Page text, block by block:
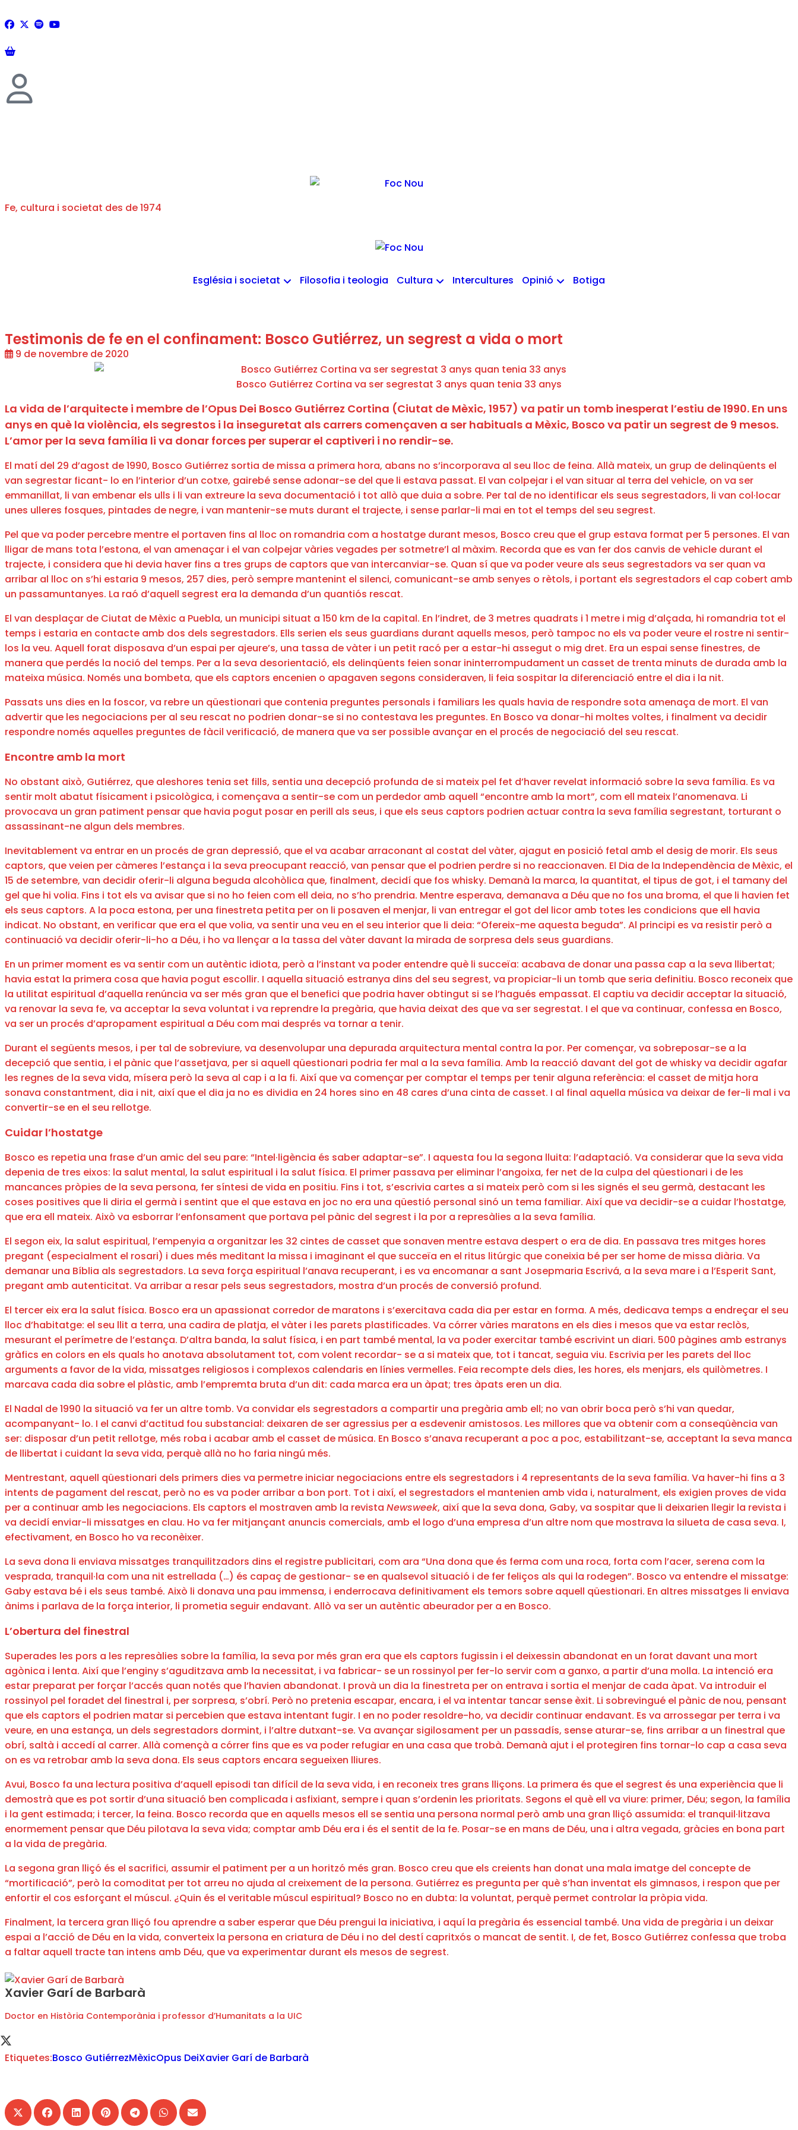
Fe, cultura i societat des de 1974
Església i societat Filosofia i teologia Cultura Intercultures Opinió Botiga
Testimonis de fe en el confinament: Bosco Gutiérrez, un segrest a vida o mort
9 de novembre de 2020
Bosco Gutiérrez Cortina va ser segrestat 3 anys quan tenia 33 anys
La vida de l’arquitecte i membre de l’Opus Dei Bosco Gutiérrez Cortina (Ciutat de Mèxic, 1957) va patir un tomb inesperat l’estiu de 1990. En uns
anys en què la violència, els segrestos i la inseguretat als carrers començaven a ser habituals a Mèxic, Bosco va patir un segrest de 9 mesos.
L’amor per la seva família li va donar forces per superar el captiveri i no rendir-se.
El matí del 29 d’agost de 1990, Bosco Gutiérrez sortia de missa a primera hora, abans no s’incorporava al seu lloc de feina. Allà mateix, un grup de delinqüents el
van segrestar ficant- lo en l’interior d’un cotxe, gairebé sense adonar-se del que li estava passat. El van colpejar i el van situar al terra del vehicle, on va ser
emmanillat, li van embenar els ulls i li van extreure la seva documentació i tot allò que duia a sobre. Per tal de no identificar els seus segrestadors, li van col·locar
unes ulleres fosques, pintades de negre, i van mantenir-se muts durant el trajecte, i sense parlar-li mai en tot el temps del seu segrest.
Pel que va poder percebre mentre el portaven fins al lloc on romandria com a hostatge durant mesos, Bosco creu que el grup estava format per 5 persones. El van
lligar de mans tota l’estona, el van amenaçar i el van colpejar vàries vegades per sotmetre’l al màxim. Recorda que es van fer dos canvis de vehicle durant el
trajecte, i considera que hi devia haver fins a tres grups de captors que van intercanviar-se. Quan sí que va poder veure als seus segrestadors va ser quan va
arribar al lloc on s’hi estaria 9 mesos, 257 dies, però sempre mantenint el silenci, comunicant-se amb senyes o rètols, i portant els segrestadors el cap cobert amb
un passamuntanyes. La raó d’aquell segrest era la demanda d’un quantiós rescat.
El van desplaçar de Ciutat de Mèxic a Puebla, un municipi situat a 150 km de la capital. En l’indret, de 3 metres quadrats i 1 metre i mig d’alçada, hi romandria tot el
temps i estaria en contacte amb dos dels segrestadors. Ells serien els seus guardians durant aquells mesos, però tampoc no els va poder veure el rostre ni sentir-
los la veu. Aquell forat disposava d’un espai per ajeure’s, una tassa de vàter i un petit racó per a estar-hi assegut o mig dret. Era un espai sense finestres, de
manera que perdés la noció del temps. Per a la seva desorientació, els delinqüents feien sonar ininterrompudament un casset de trenta minuts de durada amb la
mateixa música. Només una bombeta, que els captors encenien o apagaven segons consideraven, li feia sospitar la diferenciació entre el dia i la nit.
Passats uns dies en la foscor, va rebre un qüestionari que contenia preguntes personals i familiars les quals havia de respondre sota amenaça de mort. El van
advertir que les negociacions per al seu rescat no podrien donar-se si no contestava les preguntes. En Bosco va donar-hi moltes voltes, i finalment va decidir
respondre només aquelles preguntes de fàcil verificació, de manera que va ser possible avançar en el procés de negociació del seu rescat.
Encontre amb la mort
No obstant això, Gutiérrez, que aleshores tenia set fills, sentia una decepció profunda de si mateix pel fet d’haver revelat informació sobre la seva família. Es va
sentir molt abatut físicament i psicològica, i començava a sentir-se com un perdedor amb aquell “encontre amb la mort”, com ell mateix l’anomenava. Li
provocava un gran patiment pensar que havia pogut posar en perill als seus, i que els seus captors podrien actuar contra la seva família segrestant, torturant o
assassinant-ne algun dels membres.
Inevitablement va entrar en un procés de gran depressió, que el va acabar arraconant al costat del vàter, ajagut en posició fetal amb el desig de morir. Els seus
captors, que veien per càmeres l’estança i la seva preocupant reacció, van pensar que el podrien perdre si no reaccionaven. El Dia de la Independència de Mèxic, el
15 de setembre, van decidir oferir-li alguna beguda alcohòlica que, finalment, decidí que fos whisky. Demanà la marca, la quantitat, el tipus de got, i el tamany del
gel que hi volia. Fins i tot els va avisar que si no ho feien com ell deia, no s’ho prendria. Mentre esperava, demanava a Déu que no fos una broma, el que li havien fet
els seus captors. A la poca estona, per una finestreta petita per on li posaven el menjar, li van entregar el got del licor amb totes les condicions que ell havia
indicat. No obstant, en verificar que era el que volia, va sentir una veu en el seu interior que li deia: “Ofereix-me aquesta beguda”. Al principi es va resistir però a
continuació va decidir oferir-li-ho a Déu, i ho va llençar a la tassa del vàter davant la mirada de sorpresa dels seus guardians.
En un primer moment es va sentir com un autèntic idiota, però a l’instant va poder entendre què li succeïa: acabava de donar una passa cap a la seva llibertat;
havia estat la primera cosa que havia pogut escollir. I aquella situació estranya dins del seu segrest, va propiciar-li un tomb que seria definitiu. Bosco reconeix que
la utilitat espiritual d’aquella renúncia va ser més gran que el benefici que podria haver obtingut si se l’hagués empassat. El captiu va decidir acceptar la situació,
va renovar la seva fe, va acceptar la seva voluntat i va reprendre la pregària, que havia deixat des que va ser segrestat. I el que va continuar, confessa en Bosco,
va ser un procés d’apropament espiritual a Déu com mai després va tornar a tenir.
Durant el següents mesos, i per tal de sobreviure, va desenvolupar una depurada arquitectura mental contra la por. Per començar, va sobreposar-se a la
decepció que sentia, i el pànic que l’assetjava, per si aquell qüestionari podria fer mal a la seva família. Amb la reacció davant del got de whisky va decidir agafar
les regnes de la seva vida, mísera però la seva al cap i a la fi. Així que va començar per comptar el temps per tenir alguna referència: el casset de mitja hora
sonava constantment, dia i nit, així que el dia ja no es dividia en 24 hores sino en 48 cares d’una cinta de casset. I al final aquella música va deixar de fer-li mal i va
convertir-se en el seu rellotge.
Cuidar l’hostatge
Bosco es repetia una frase d’un amic del seu pare: “Intel·ligència és saber adaptar-se”. I aquesta fou la segona lluita: l’adaptació. Va considerar que la seva vida
depenia de tres eixos: la salut mental, la salut espiritual i la salut física. El primer passava per eliminar l’angoixa, fer net de la culpa del qüestionari i de les
mancances pròpies de la seva persona, fer síntesi de vida en positiu. Fins i tot, s’escrivia cartes a si mateix però com si les signés el seu germà, destacant les
coses positives que li diria el germà i sentint que el que estava en joc no era una qüestió personal sinó un tema familiar. Així que va decidir-se a cuidar l’hostatge,
que era ell mateix. Això va esborrar l’enfonsament que portava pel pànic del segrest i la por a represàlies a la seva família.
El segon eix, la salut espiritual, l’empenyia a organitzar les 32 cintes de casset que sonaven mentre estava despert o era de dia. En passava tres mitges hores
pregant (especialment el rosari) i dues més meditant la missa i imaginant el que succeïa en el ritus litúrgic que coneixia bé per ser home de missa diària. Va
demanar una Bíblia als segrestadors. La seva força espiritual l’anava recuperant, i es va encomanar a sant Josepmaria Escrivá, a la seva mare i a l’Esperit Sant,
pregant amb autenticitat. Va arribar a resar pels seus segrestadors, mostra d’un procés de conversió profund.
El tercer eix era la salut física. Bosco era un apassionat corredor de maratons i s’exercitava cada dia per estar en forma. A més, dedicava temps a endreçar el seu
lloc d’habitatge: el seu llit a terra, una cadira de platja, el vàter i les parets plastificades. Va córrer vàries maratons en els dies i mesos que va estar reclòs,
mesurant el perímetre de l’estança. D’altra banda, la salut física, i en part també mental, la va poder exercitar també escrivint un diari. 500 pàgines amb estranys
gràfics en colors en els quals ho anotava absolutament tot, com volent recordar- se a si mateix que, tot i tancat, seguia viu. Escrivia per les parets del lloc
arguments a favor de la vida, missatges religiosos i complexos calendaris en línies vermelles. Feia recompte dels dies, les hores, els menjars, els quilòmetres. I
marcava cada dia sobre el plàstic, amb l’empremta bruta d’un dit: cada marca era un àpat; tres àpats eren un dia.
El Nadal de 1990 la situació va fer un altre tomb. Va convidar els segrestadors a compartir una pregària amb ell; no van obrir boca però s’hi van quedar,
acompanyant- lo. I el canvi d’actitud fou substancial: deixaren de ser agressius per a esdevenir amistosos. Les millores que va obtenir com a conseqüència van
ser: disposar d’un petit rellotge, més roba i acabar amb el casset de música. En Bosco s’anava recuperant a poc a poc, estabilitzant-se, acceptant la seva manca
de llibertat i cuidant la seva vida, perquè allà no ho faria ningú més.
Mentrestant, aquell qüestionari dels primers dies va permetre iniciar negociacions entre els segrestadors i 4 representants de la seva família. Va haver-hi fins a 3
intents de pagament del rescat, però no es va poder arribar a bon port. Tot i així, el segrestadors el mantenien amb vida i, naturalment, els exigien proves de vida
per a continuar amb les negociacions. Els captors el mostraven amb la revista Newsweek, així que la seva dona, Gaby, va sospitar que li deixarien llegir la revista i
va decidí enviar-li missatges en clau. Ho va fer mitjançant anuncis comercials, amb el logo d’una empresa d’un altre nom que mostrava la silueta de casa seva. I,
efectivament, en Bosco ho va reconèixer.
La seva dona li enviava missatges tranquilitzadors dins el registre publicitari, com ara “Una dona que és ferma com una roca, forta com l’acer, serena com la
vesprada, tranquil·la com una nit estrellada (…) és capaç de gestionar- se en qualsevol situació i de fer feliços als qui la rodegen”. Bosco va entendre el missatge:
Gaby estava bé i els seus també. Això li donava una pau immensa, i enderrocava definitivament els temors sobre aquell qüestionari. En altres missatges li enviava
ànims i parlava de la força interior, li prometia seguir endavant. Allò va ser un autèntic abeurador per a en Bosco.
L’obertura del finestral
Superades les pors a les represàlies sobre la família, la seva por més gran era que els captors fugissin i el deixessin abandonat en un forat davant una mort
agònica i lenta. Així que l’enginy s’aguditzava amb la necessitat, i va fabricar- se un rossinyol per fer-lo servir com a ganxo, a partir d’una molla. La intenció era
estar preparat per forçar l’accés quan notés que l’havien abandonat. I provà un dia la finestreta per on entrava i sortia el menjar de cada àpat. Va introduir el
rossinyol pel foradet del finestral i, per sorpresa, s’obrí. Però no pretenia escapar, encara, i el va intentar tancar sense èxit. Li sobrevingué el pànic de nou, pensant
que els captors el podrien matar si percebien que estava intentant fugir. I en no poder resoldre-ho, va decidir continuar endavant. Es va arrossegar per terra i va
veure, en una estança, un dels segrestadors dormint, i l’altre dutxant-se. Va avançar sigilosament per un passadís, sense aturar-se, fins arribar a un finestral que
obrí, saltà i accedí al carrer. Allà començà a córrer fins que es va poder refugiar en una casa que trobà. Demanà ajut i el protegiren fins tornar-lo cap a casa seva
on es va retrobar amb la seva dona. Els seus captors encara segueixen lliures.
Avui, Bosco fa una lectura positiva d’aquell episodi tan difícil de la seva vida, i en reconeix tres grans lliçons. La primera és que el segrest és una experiència que li
demostrà que es pot sortir d’una situació ben complicada i asfixiant, sempre i quan s’ordenin les prioritats. Segons el què ell va viure: primer, Déu; segon, la família
i la gent estimada; i tercer, la feina. Bosco recorda que en aquells mesos ell se sentia una persona normal però amb una gran lliçó assumida: el tranquil·litzava
enormement pensar que Déu pilotava la seva vida; comptar amb Déu era i és el sentit de la fe. Posar-se en mans de Déu, una i altra vegada, gràcies en bona part
a la vida de pregària.
La segona gran lliçó és el sacrifici, assumir el patiment per a un horitzó més gran. Bosco creu que els creients han donat una mala imatge del concepte de
“mortificació”, però la comoditat per tot arreu no ajuda al creixement de la persona. Gutiérrez es pregunta per què s’han inventat els gimnasos, i respon que per
enfortir el cos esforçant el múscul. ¿Quin és el veritable múscul espiritual? Bosco no en dubta: la voluntat, perquè permet controlar la pròpia vida.
Finalment, la tercera gran lliçó fou aprendre a saber esperar que Déu prengui la iniciativa, i aquí la pregària és essencial també. Una vida de pregària i un deixar
espai a l’acció de Déu en la vida, converteix la persona en criatura de Déu i no del destí capritxós o mancat de sentit. I, de fet, Bosco Gutiérrez confessa que troba
a faltar aquell tracte tan intens amb Déu, que va experimentar durant els mesos de segrest.
Xavier Garí de Barbarà
Doctor en Història Contemporània i professor d’Humanitats a la UIC
Etiquetes:Bosco GutiérrezMèxicOpus DeiXavier Garí de Barbarà